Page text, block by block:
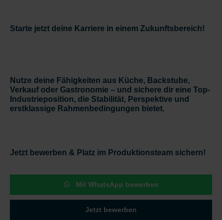
Starte jetzt deine Karriere in einem Zukunftsbereich!
Nutze deine Fähigkeiten aus Küche, Backstube,
Verkauf oder Gastronomie – und sichere dir eine Top-
Industrieposition, die Stabilität, Perspektive und
erstklassige Rahmenbedingungen bietet.
Jetzt bewerben & Platz im Produktionsteam sichern!
Mit WhatsApp bewerben
Jetzt bewerben